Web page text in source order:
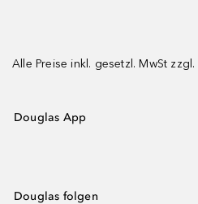
Alle Preise inkl. gesetzl. MwSt zzgl.
Douglas App
Douglas folgen